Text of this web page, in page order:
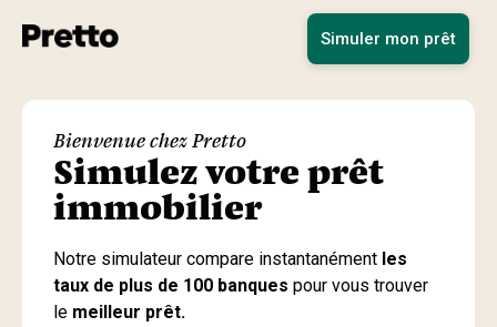
Simuler mon prêt
Bienvenue chez Pretto
Simulez votre prêt
immobilier
Notre simulateur compare instantanément les
taux de plus de 100 banques pour vous trouver
le meilleur prêt.